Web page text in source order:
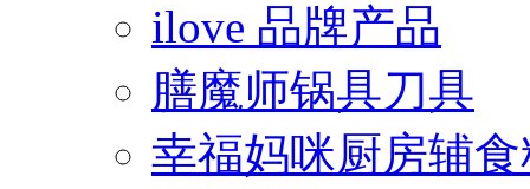
ilove 品牌产品
膳魔师锅具刀具
幸福妈咪厨房辅